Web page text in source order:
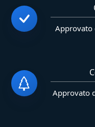
Approvato
Approvato